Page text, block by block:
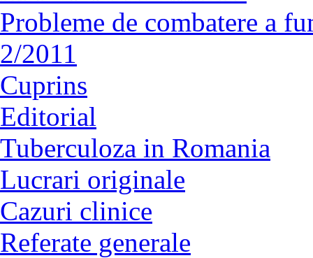
Probleme de combatere a
2/2011
Cuprins
Editorial
Tuberculoza in Romania
Lucrari originale
Cazuri clinice
Referate generale